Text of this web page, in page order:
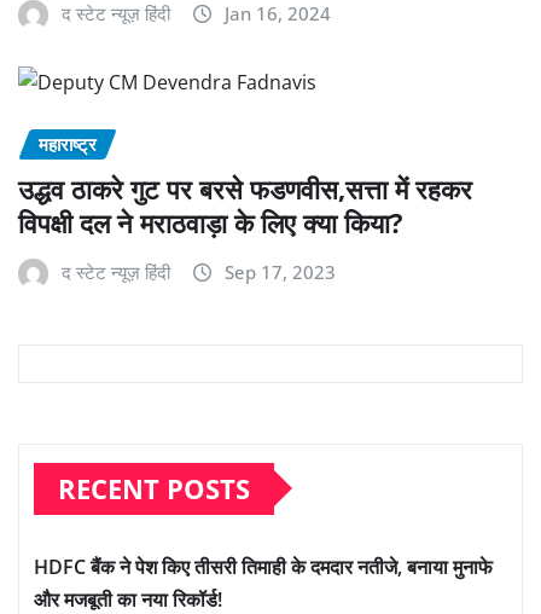
द स्टेट न्यूज़ हिंदी Jan 16, 2024
महाराष्‍ट्र
उद्धव ठाकरे गुट पर बरसे फडणवीस,सत्ता में रहकर
विपक्षी दल ने मराठवाड़ा के लिए क्या किया?
द स्टेट न्यूज़ हिंदी Sep 17, 2023
RECENT POSTS
HDFC बैंक ने पेश किए तीसरी तिमाही के दमदार नतीजे, बनाया मुनाफे
और मजबूती का नया रिकॉर्ड!